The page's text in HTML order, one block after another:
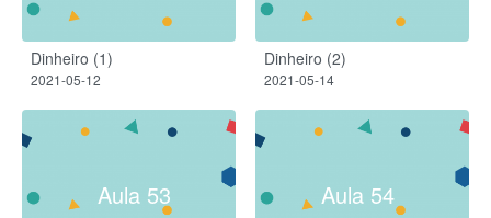
Dinheiro (1)
2021-05-12
Dinheiro (2)
2021-05-14
Aula 53 Aula 54